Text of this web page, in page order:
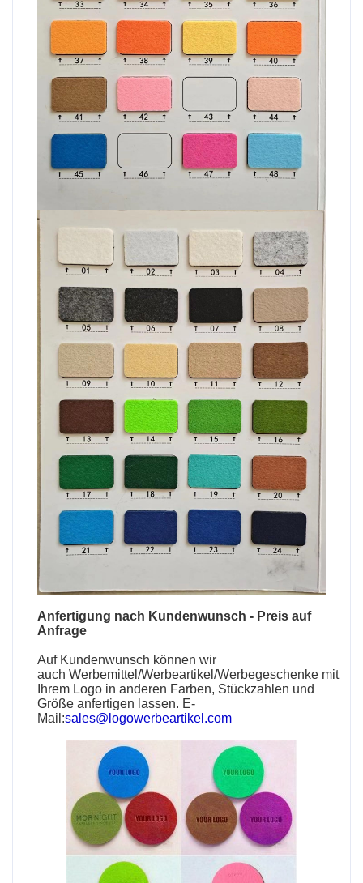
Anfertigung nach Kundenwunsch - Preis auf
Anfrage
Auf Kundenwunsch können wir
auch Werbemittel /Werbeartikel /Werbegeschenke mit
Ihrem Logo in anderen Farben, Stückzahlen und
Größe anfertigen lassen. E-
Mail:sales@logowerbeartikel.com